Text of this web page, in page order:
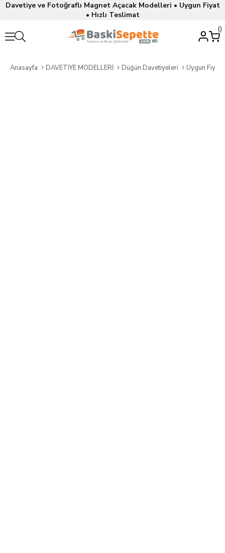
Davetiye ve Fotoğraflı Magnet Açacak Modelleri • Uygun Fiyat
• Hızlı Teslimat
Anasayfa DAVETİYE MODELLERİ Düğün Davetiyeleri Uygun